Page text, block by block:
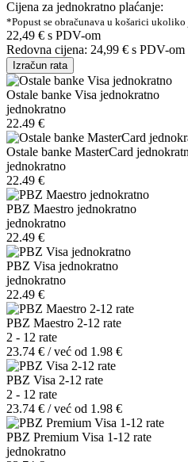
Cijena za jednokratno plaćanje:
*Popust se obračunava u košarici
22,49 € s PDV-om
Redovna cijena: 24,99 € s PDV-om
Izračun rata
Ostale banke Visa jednokratno
jednokratno
22.49 €
Ostale banke MasterCard
jednokratno
22.49 €
PBZ Maestro jednokratno
jednokratno
22.49 €
PBZ Visa jednokratno
jednokratno
22.49 €
PBZ Maestro 2-12 rate
2 - 12 rate
23.74 € / već od 1.98 €
PBZ Visa 2-12 rate
2 - 12 rate
23.74 € / već od 1.98 €
PBZ Premium Visa 1-12 rate
jednokratno